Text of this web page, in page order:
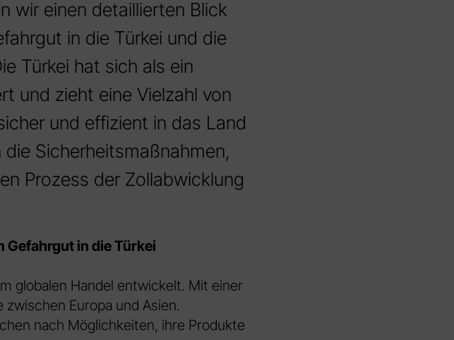
wir einen detaillierten Blick
in die Türkei und die
Türkei hat sich als ein
und zieht eine Vielzahl von
und effizient in das Land
Sicherheitsmaßnahmen,
Prozess der Zollabwicklung
in die Türkei
globalen Handel entwickelt. Mit einer
Europa und Asien.
nach Möglichkeiten, ihre Produkte